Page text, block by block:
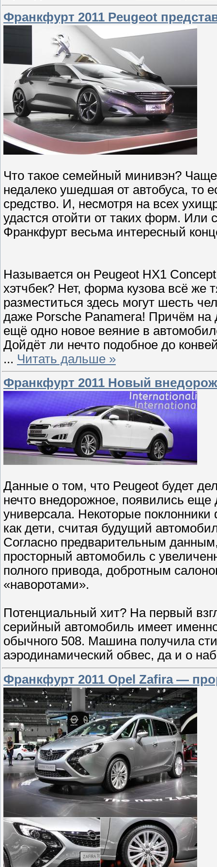
Франкфурт 2011 Peugeot
Что такое семейный минивэн?
недалеко ушедшая от автобуса, то
средство. И, несмотря на всех
удастся отойти от таких форм. Или
Франкфурт весьма интересный
Называется он Peugeot HX1
хэтчбек? Нет, форма кузова всё же
разместиться здесь могут шесть
даже Porsche Panamera! Причём
ещё одно новое веяние в
Дойдёт ли нечто подобное до
... Читать дальше »
Франкфурт 2011 Новый
Данные о том, что Peugeot будет
нечто внедорожное, появились
универсала. Некоторые
как дети, считая будущий
Согласно предварительным
просторный автомобиль с
полного привода, добротным
«наворотами».
Потенциальный хит? На первый
серийный автомобиль имеет
обычного 508. Машина получила
аэродинамический обвес, да и о
Франкфурт 2011 Opel Zafira —